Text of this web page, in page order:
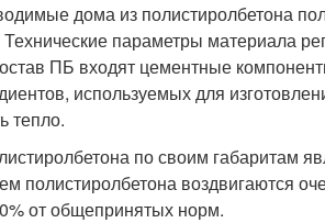
дома из полистиролбетона
параметры материала
ПБ входят цементные
используемых для
тепло.
по своим габаритам
полистиролбетона воздвигаются
от общепринятых норм.